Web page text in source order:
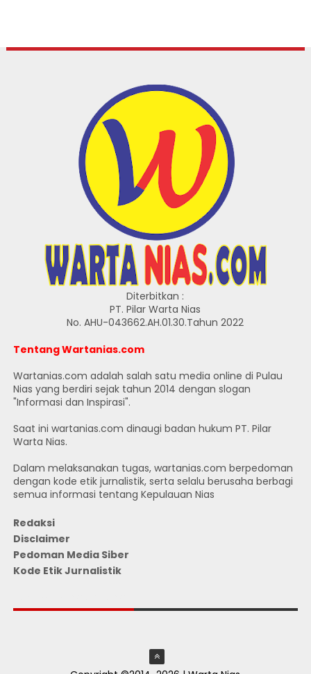
Diterbitkan :
PT. Pilar Warta Nias
No. AHU-043662.AH.01.30.Tahun 2022
Tentang Wartanias.com
Wartanias.com adalah salah satu media online di Pulau
Nias yang berdiri sejak tahun 2014 dengan slogan
"Informasi dan Inspirasi".
Saat ini wartanias.com dinaugi badan hukum PT. Pilar
Warta Nias.
Dalam melaksanakan tugas, wartanias.com berpedoman
dengan kode etik jurnalistik, serta selalu berusaha berbagi
semua informasi tentang Kepulauan Nias
Redaksi
Disclaimer
Pedoman Media Siber
Kode Etik Jurnalistik